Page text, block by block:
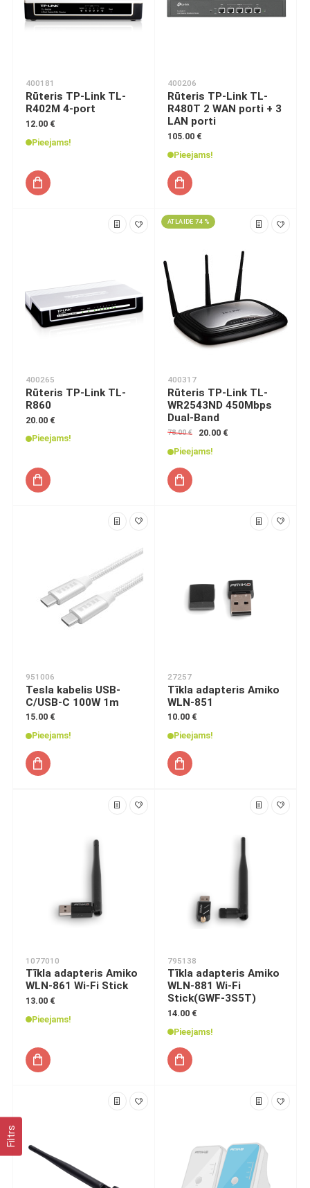
Filtrs
400181
Rūteris TP-Link TL-
R402M 4-port
12.00 €
Pieejams!
400206
Rūteris TP-Link TL-
R480T 2 WAN porti + 3
LAN porti
105.00 €
Pieejams!
400265
Rūteris TP-Link TL-
R860
20.00 €
Pieejams!
ATLAIDE 74 %
400317
Rūteris TP-Link TL-
WR2543ND 450Mbps
Dual-Band
78.00 €
20.00 €
Pieejams!
951006
Tesla kabelis USB-
C/USB-C 100W 1m
15.00 €
Pieejams!
27257
Tīkla adapteris Amiko
WLN-851
10.00 €
Pieejams!
1077010
Tīkla adapteris Amiko
WLN-861 Wi-Fi Stick
13.00 €
Pieejams!
795138
Tīkla adapteris Amiko
WLN-881 Wi-Fi
Stick(GWF-3S5T)
14.00 €
Pieejams!